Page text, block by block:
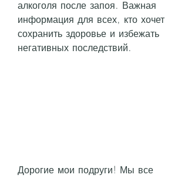
алкоголя после запоя. Важная
информация для всех, кто хочет
сохранить здоровье и избежать
негативных последствий.
Дорогие мои подруги! Мы все